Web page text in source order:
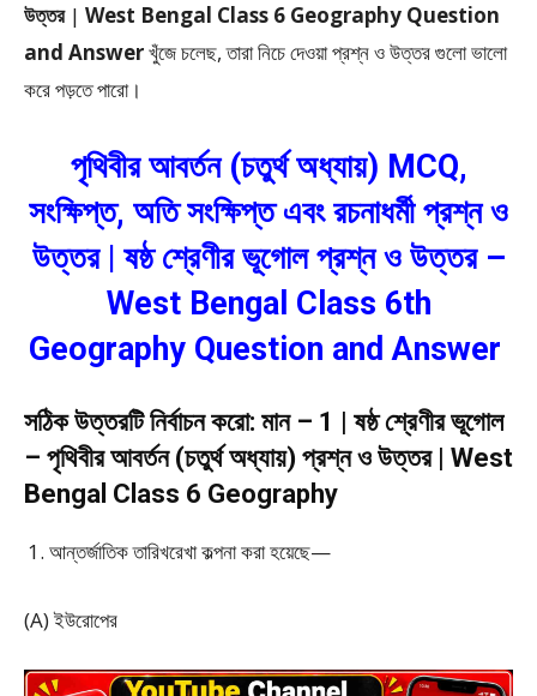
উত্তর| West Bengal Class 6 Geography Question
and Answerখুঁজে চলেছ, তারা নিচে দেওয়া প্রশ্ন ও উত্তর গুলো ভালো
করে পড়তে পারো।
পৃথিবীর আবর্তন (চতুর্থ অধ্যায়) MCQ,
সংক্ষিপ্ত, অতি সংক্ষিপ্ত এবং রচনাধর্মী প্রশ্ন ও
উত্তর | ষষ্ঠ শ্রেণীর ভূগোল প্রশ্ন ও উত্তর –
West Bengal Class 6th
Geography Question and Answer
সঠিক উত্তরটি নির্বাচন করো: মান – 1 | ষষ্ঠ শ্রেণীর ভূগোল
– পৃথিবীর আবর্তন (চতুর্থ অধ্যায়) প্রশ্ন ও উত্তর | West
Bengal Class 6 Geography
আন্তর্জাতিক তারিখরেখা কল্পনা করা হয়েছে—
(A) ইউরোপের